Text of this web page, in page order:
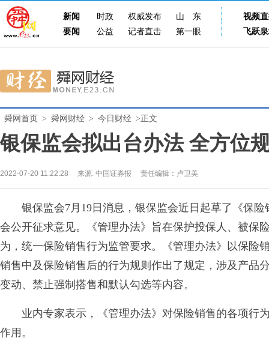
新闻 时政 权威发布 山东
视频
要闻
公益 记者直击 第一眼 飞跃
舜网首页 > 舜网财经 > 今日财经 >正文
银保监会拟出台办法 全方位
2022-07-20 11:22:28 来源: 中国证券报 责任编辑：卢卫美
银保监会7月19日消息，银保监会近日起草了《保险
会公开征求意见。《管理办法》旨在保护投保人、被保
为，统一保险销售行为监管要求。《管理办法》以保险
销售中及保险销售后的行为规则作出了规定，涉及产品
变动、禁止强制搭售和默认勾选等内容。
业内专家表示，《管理办法》对保险销售的各项行
作用。